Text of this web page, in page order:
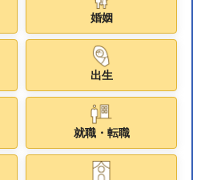
婚姻
出生
就職・転職